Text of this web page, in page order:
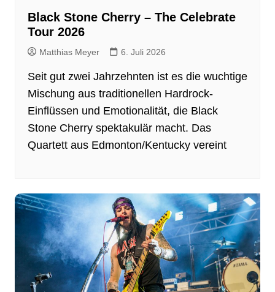
Black Stone Cherry – The Celebrate
Tour 2026
Matthias Meyer 6. Juli 2026
Seit gut zwei Jahrzehnten ist es die wuchtige
Mischung aus traditionellen Hardrock-
Einflüssen und Emotionalität, die Black
Stone Cherry spektakulär macht. Das
Quartett aus Edmonton/Kentucky vereint